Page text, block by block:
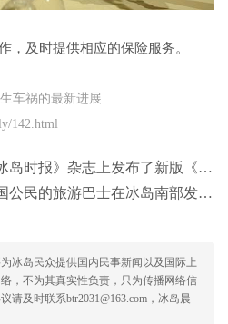
，及时提供相应的保险服务。
车祸的最新进展
142.html
志上发布了新版《中国公民安全文明旅游冰岛指南
民的旅游巴士在冰岛南部发生车祸
冰岛民众提供国内民事新闻以及国际上
，不为其真实性负责，只为传播网络信
请及时联系btr2031@163.com，冰岛晨